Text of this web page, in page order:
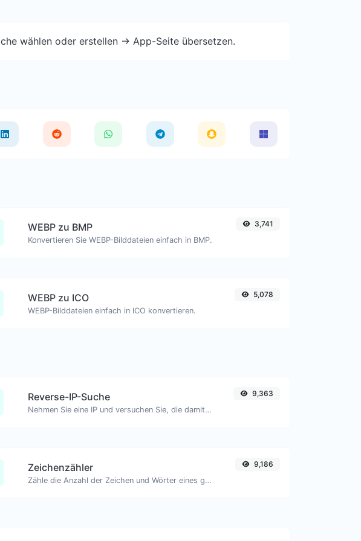
wählen oder erstellen -> App-Seite übersetzen.
WEBP zu BMP
Konvertieren Sie WEBP-Bilddateien einfach in BMP.
3,741
WEBP zu ICO
WEBP-Bilddateien einfach in ICO konvertieren.
5,078
Reverse-IP-Suche
Nehmen Sie eine IP und versuchen Sie, die damit verbundene Domain/Host zu finden.
9,363
Zeichenzähler
Zähle die Anzahl der Zeichen und Wörter eines gegebenen Textes.
9,186